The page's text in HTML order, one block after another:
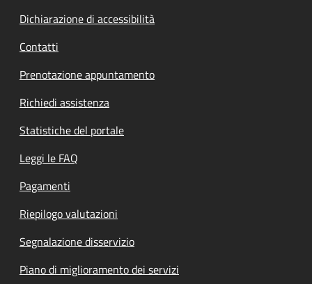
Dichiarazione di accessibilità
Contatti
Prenotazione appuntamento
Richiedi assistenza
Statistiche del portale
Leggi le FAQ
Pagamenti
Riepilogo valutazioni
Segnalazione disservizio
Piano di miglioramento dei servizi